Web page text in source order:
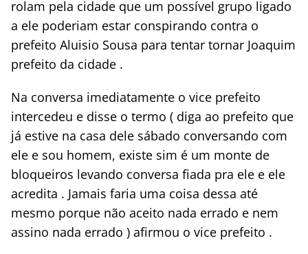
rolam pela cidade que um possível grupo ligado
a ele poderiam estar conspirando contra o
prefeito Aluisio Sousa para tentar tornar Joaquim
prefeito da cidade .
Na conversa imediatamente o vice prefeito
intercedeu e disse o termo ( diga ao prefeito que
já estive na casa dele sábado conversando com
ele e sou homem, existe sim é um monte de
bloqueiros levando conversa fiada pra ele e ele
acredita . Jamais faria uma coisa dessa até
mesmo porque não aceito nada errado e nem
assino nada errado ) afirmou o vice prefeito .